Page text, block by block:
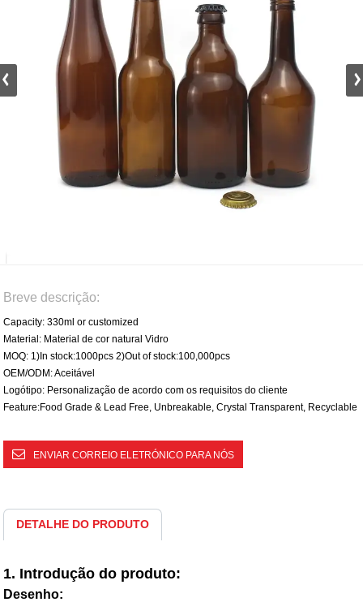
Breve descrição:
Capacity: 330ml or customized
Material: Material de cor natural Vidro
MOQ: 1)In stock:1000pcs 2)Out of stock:100,000pcs
OEM/ODM: Aceitável
Logótipo: Personalização de acordo com os requisitos do cliente
Feature:Food Grade & Lead Free, Unbreakable, Crystal Transparent, Recyclable
ENVIAR CORREIO ELETRÓNICO PARA NÓS
DETALHE DO PRODUTO
1. Introdução do produto:
Desenho: